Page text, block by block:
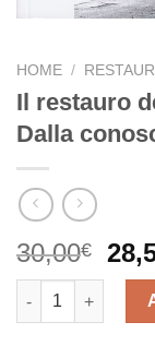
HOME /
Il restauro
Dalla
30,00€
Il
era:
Il restauro